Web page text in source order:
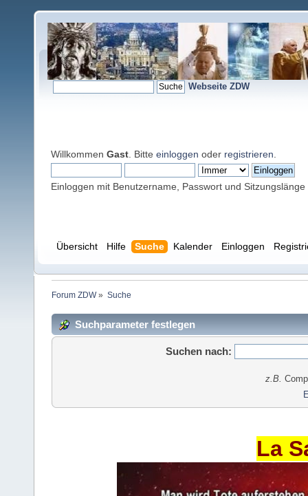
Webseite ZDW
Willkommen Gast . Bitte einloggen oder registrieren
Einloggen mit Benutzername, Passwort und Sitzungslänge
Übersicht Hilfe Suche Kalender Einloggen
Forum ZDW» Suche
Suchparameter festlegen
Suchen nach:
z.B.
La